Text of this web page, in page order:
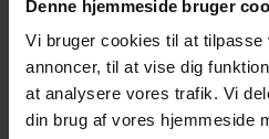
Denne hjemmeside bruger
Vi bruger cookies til at tilpasse
annoncer, til at vise dig
at analysere vores trafik. Vi
din brug af vores hjemmeside
Relaterede produkter